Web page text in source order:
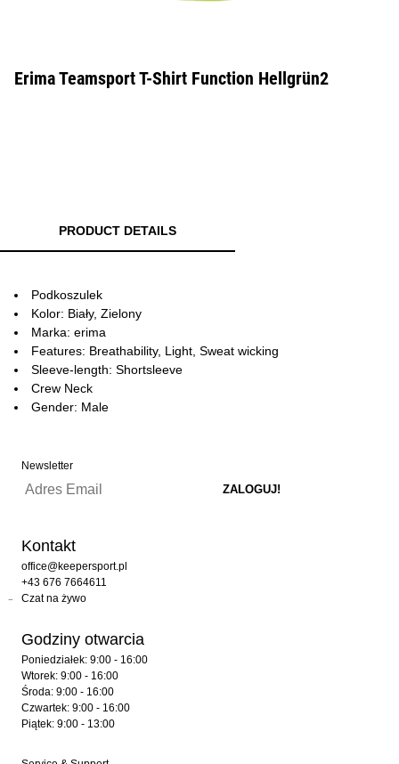
Erima Teamsport T-Shirt Function Hellgrün2
PRODUCT DETAILS
Podkoszulek
Kolor: Biały, Zielony
Marka: erima
Features: Breathability, Light, Sweat wicking
Sleeve-length: Shortsleeve
Crew Neck
Gender: Male
Newsletter
Kontakt
office@keepersport.pl
+43 676 7664611
Czat na żywo
Godziny otwarcia
Poniedziałek: 9:00 - 16:00
Wtorek: 9:00 - 16:00
Środa: 9:00 - 16:00
Czwartek: 9:00 - 16:00
Piątek: 9:00 - 13:00